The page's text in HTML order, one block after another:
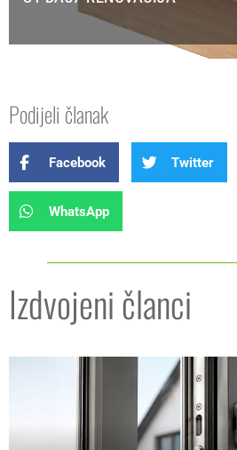
Podijeli članak
Facebook Twitter
WhatsApp
Izdvojeni članci